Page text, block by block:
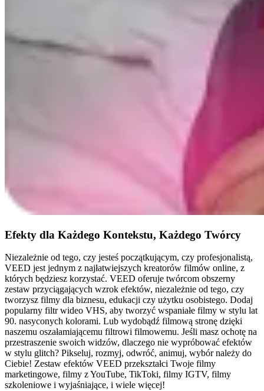
Efekty dla Każdego Kontekstu, Każdego Twórcy
Niezależnie od tego, czy jesteś początkującym, czy profesjonalistą,
VEED jest jednym z najłatwiejszych kreatorów filmów online, z
których będziesz korzystać. VEED oferuje twórcom obszerny
zestaw przyciągających wzrok efektów, niezależnie od tego, czy
tworzysz filmy dla biznesu, edukacji czy użytku osobistego. Dodaj
popularny filtr wideo VHS, aby tworzyć wspaniałe filmy w stylu lat
90. nasyconych kolorami. Lub wydobądź filmową stronę dzięki
naszemu oszałamiającemu filtrowi filmowemu. Jeśli masz ochotę na
przestraszenie swoich widzów, dlaczego nie wypróbować efektów
w stylu glitch? Pikseluj, rozmyj, odwróć, animuj, wybór należy do
Ciebie! Zestaw efektów VEED przekształci Twoje filmy
marketingowe, filmy z YouTube, TikToki, filmy IGTV, filmy
szkoleniowe i wyjaśniające, i wiele więcej!